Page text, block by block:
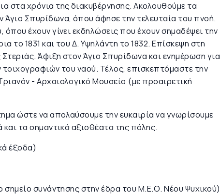
στα χρόνια της διακυβέρνησης. Ακολουθούμε τα
Άγιο Σπυρίδωνα, όπου άφησε την τελευταία του πνοή.
έχουν γίνει εκδηλώσεις που έχουν σημαδέψει την
το 1831 και του Δ. Υψηλάντη το 1832. Επίσκεψη στη
Άφιξη στον Άγιο Σπυρίδωνα και ενημέρωση για
τοιχογραφιών του ναού. Τέλος, επισκεπτόμαστε την
- Αρχαιολογικό Μουσείο (με προαιρετική
ώστε να απολαύσουμε την ευκαιρία να γνωρίσουμε
τα σημαντικά αξιοθέατα της πόλης.
έξοδα)
συνάντησης στην έδρα του Μ.Ε.Ο. Νέου Ψυχικού)